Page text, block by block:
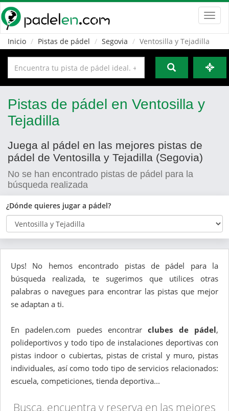
Inicio
Pistas de pádel Segovia Ventosilla y Tejadilla
Pistas de pádel en Ventosilla y
Tejadilla
Juega al pádel en las mejores pistas de
pádel de Ventosilla y Tejadilla (Segovia)
No se han encontrado pistas de pádel para la
búsqueda realizada
¿Dónde quieres jugar a pádel?
Ups! No hemos encontrado pistas de pádel para la
búsqueda realizada, te sugerimos que utilices otras
palabras o navegues para encontrar las pistas que mejor
se adaptan a ti.
En padelen.com puedes encontrarclubes de pádel,
polideportivos y todo tipo de instalaciones deportivas con
pistas indoor o cubiertas, pistas de cristal y muro, pistas
individuales, así como todo tipo de servicios relacionados:
escuela, competiciones, tienda deportiva...
Busca, encuentra y reserva en las mejores